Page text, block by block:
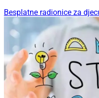
Besplatne radionice za